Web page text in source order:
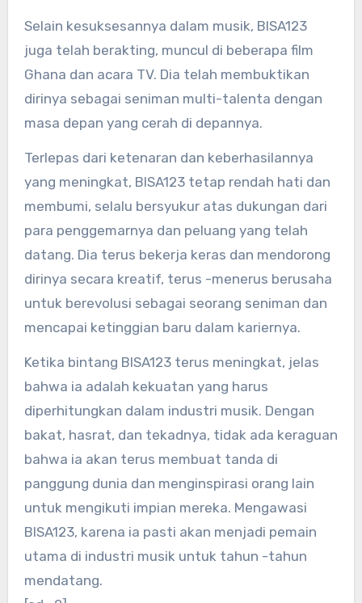
Selain kesuksesannya dalam musik, BISA123
juga telah berakting, muncul di beberapa film
Ghana dan acara TV. Dia telah membuktikan
dirinya sebagai seniman multi-talenta dengan
masa depan yang cerah di depannya.
Terlepas dari ketenaran dan keberhasilannya
yang meningkat, BISA123 tetap rendah hati dan
membumi, selalu bersyukur atas dukungan dari
para penggemarnya dan peluang yang telah
datang. Dia terus bekerja keras dan mendorong
dirinya secara kreatif, terus -menerus berusaha
untuk berevolusi sebagai seorang seniman dan
mencapai ketinggian baru dalam kariernya.
Ketika bintang BISA123 terus meningkat, jelas
bahwa ia adalah kekuatan yang harus
diperhitungkan dalam industri musik. Dengan
bakat, hasrat, dan tekadnya, tidak ada keraguan
bahwa ia akan terus membuat tanda di
panggung dunia dan menginspirasi orang lain
untuk mengikuti impian mereka. Mengawasi
BISA123, karena ia pasti akan menjadi pemain
utama di industri musik untuk tahun -tahun
mendatang.